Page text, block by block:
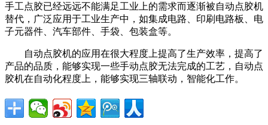
手工点胶已经远远不能满足工业上的需求而逐渐被自动点胶机
替代，广泛应用于工业生产中，如集成电路、印刷电路板、电
子元器件、汽车部件、手袋、包装盒等。
自动点胶机的应用在很大程度上提高了生产效率，提高了
产品的品质，能够实现一些手动点胶无法完成的工艺，自动点
胶机在自动化程度上，能够实现三轴联动，智能化工作。